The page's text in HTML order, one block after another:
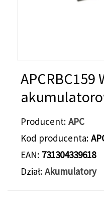
Producent APC
Kod producenta
EAN 731304339618
Dział Akumulatory